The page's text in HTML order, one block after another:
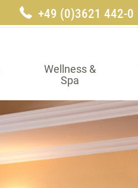
+49 (0)3621 442-0
Wellness &
Spa